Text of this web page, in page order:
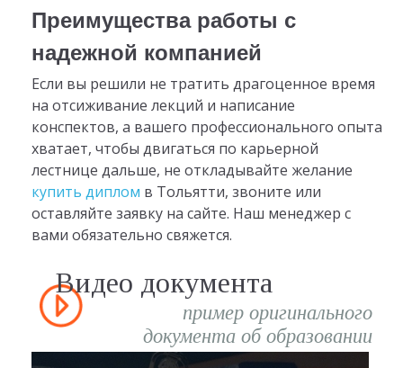
Преимущества работы с
надежной компанией
Если вы решили не тратить драгоценное время
на отсиживание лекций и написание
конспектов, а вашего профессионального опыта
хватает, чтобы двигаться по карьерной
лестнице дальше, не откладывайте желание
купить диплом в Тольятти, звоните или
оставляйте заявку на сайте. Наш менеджер с
вами обязательно свяжется.
Видео документа
пример оригинального
документа об образовании